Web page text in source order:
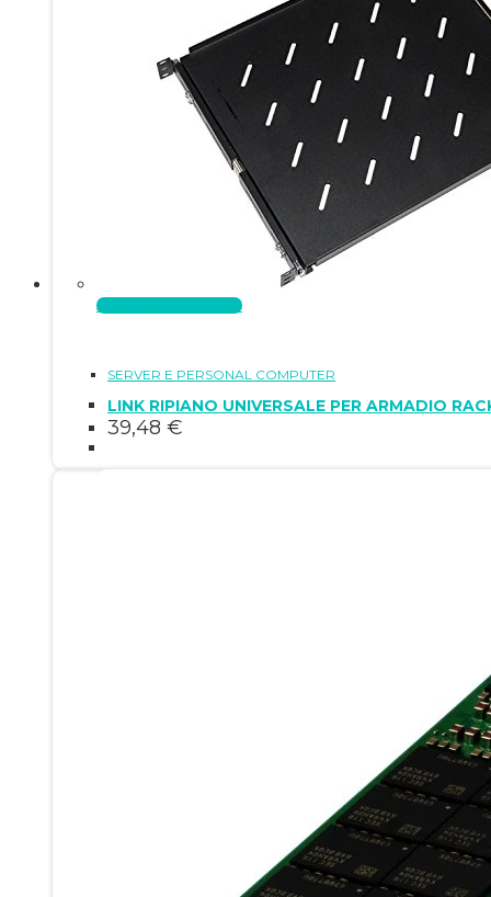
Aggiungi al carrello
SERVER E PERSONAL COMPUTER
LINK RIPIANO UNIVERSALE PER ARMADIO
39,48 €